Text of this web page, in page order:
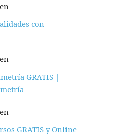
en
con
en
GRATIS |
en
GRATIS y Online